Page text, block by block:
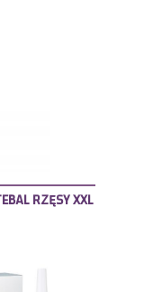
RZĘSY XXL